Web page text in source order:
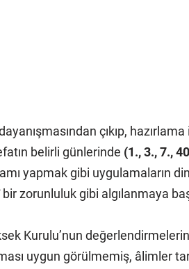
çıkıp, hazırlama
belirli günlerinde (1., 3., 7.,
yapmak gibi uygulamaların
zorunluluk gibi algılanmaya
Kurulu’nun
uygun görülmemiş, âlimler